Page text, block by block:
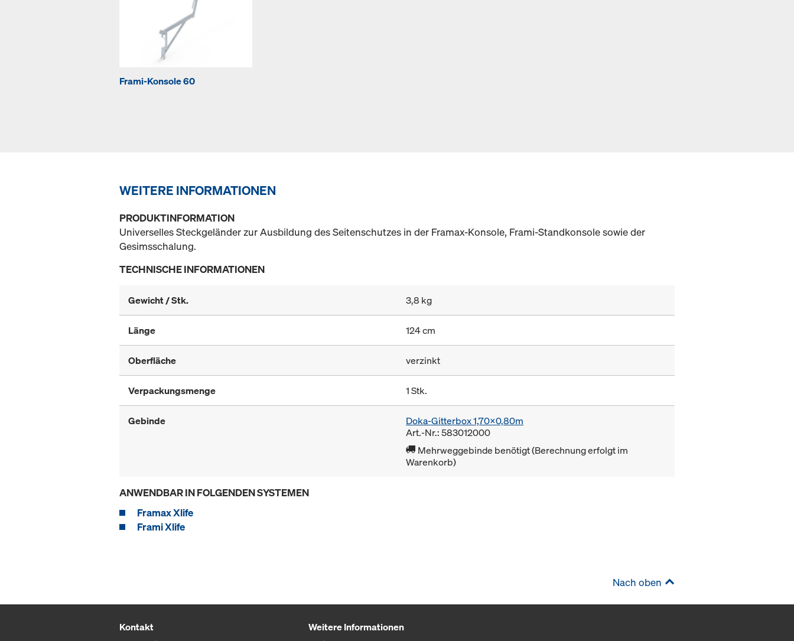
Frami-Konsole 60
WEITERE INFORMATIONEN
PRODUKTINFORMATION
Universelles Steckgeländer zur Ausbildung des Seitenschutzes in der Framax-Konsole, Frami-Standkonsole sowie der
Gesimsschalung.
TECHNISCHE INFORMATIONEN
Gewicht / Stk. 3,8 kg
Länge 124 cm
Oberfläche verzinkt
Verpackungsmenge 1 Stk.
Gebinde
Doka-Gitterbox 1,70x0,80m
Art.-Nr.: 583012000
Mehrweggebinde benötigt (Berechnung erfolgt im
Warenkorb)
ANWENDBAR IN FOLGENDEN SYSTEMEN
Framax Xlife
Frami Xlife
Nach oben
Kontakt
Weitere Informationen